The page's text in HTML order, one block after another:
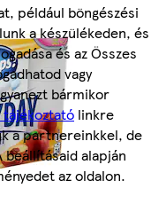
például böngészési
a készülékeden, és
és az Összes
vagy
bármikor
tájékoztató linkre
a partnereinkkel, de
alapján
az oldalon.